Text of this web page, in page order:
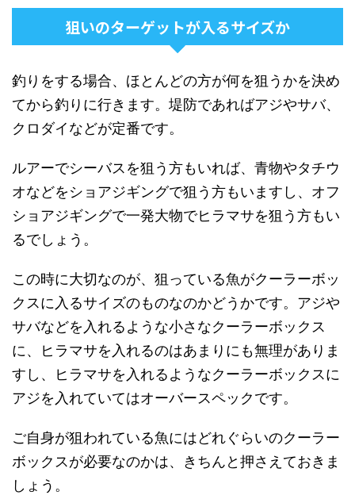
狙いのターゲットが入るサイズか
釣りをする場合、ほとんどの方が何を狙うかを決め
てから釣りに行きます。堤防であればアジやサバ、
クロダイなどが定番です。
ルアーでシーバスを狙う方もいれば、青物やタチウ
オなどをショアジギングで狙う方もいますし、オフ
ショアジギングで一発大物でヒラマサを狙う方もい
るでしょう。
この時に大切なのが、狙っている魚がクーラーボッ
クスに入るサイズのものなのかどうかです。アジや
サバなどを入れるような小さなクーラーボックス
に、ヒラマサを入れるのはあまりにも無理がありま
すし、ヒラマサを入れるようなクーラーボックスに
アジを入れていてはオーバースペックです。
ご自身が狙われている魚にはどれぐらいのクーラー
ボックスが必要なのかは、きちんと押さえておきま
しょう。